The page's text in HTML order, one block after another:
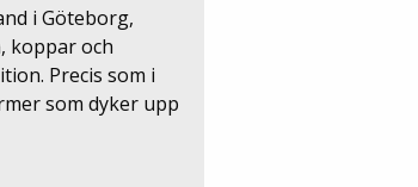
i Göteborg,
koppar och
Precis som i
som dyker upp